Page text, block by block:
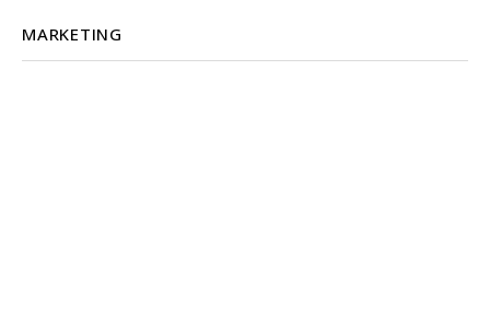
MARKETING